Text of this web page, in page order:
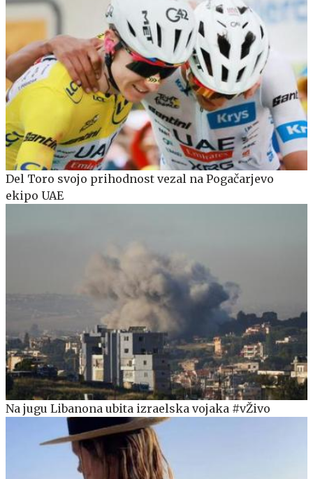
Del Toro svojo prihodnost vezal na Pogačarjevo
ekipo UAE
Na jugu Libanona ubita izraelska vojaka #vŽivo